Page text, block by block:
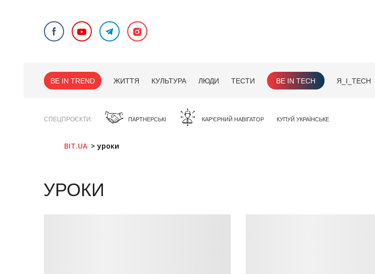
BE IN TREND ЖИТТЯ КУЛЬТУРА ЛЮДИ ТЕСТИ BE IN TECH Я_І_TECH
СПЕЦПРОЄКТИ ПАРТНЕРСЬКІ КАР'ЄРНИЙ НАВІГАТОР КУПУЙ УКРАЇНСЬКЕ
BIT.UA уроки
УРОКИ